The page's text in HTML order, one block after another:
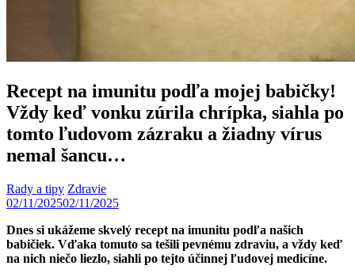
Recept na imunitu podľa mojej babičky!
Vždy keď vonku zúrila chrípka, siahla po
tomto ľudovom zázraku a žiadny vírus
nemal šancu…
Rady a tipy Zdravie
02/11/202502/11/2025
Dnes si ukážeme skvelý recept na imunitu podľa našich
babičiek. Vďaka tomuto sa tešili pevnému zdraviu, a vždy keď
na nich niečo liezlo, siahli po tejto účinnej ľudovej medicíne.